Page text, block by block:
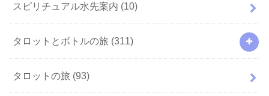
スピリチュアル水先案内 (10)
タロットとボトルの旅 (311)
タロットの旅 (93)